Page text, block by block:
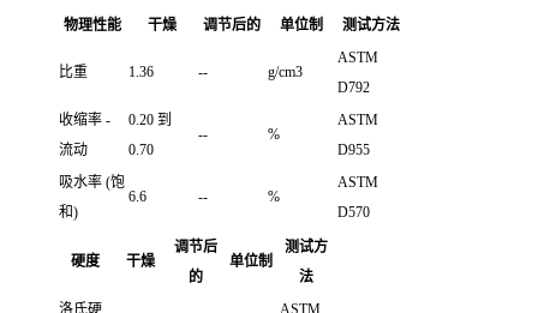
物理性能 干燥 调节后的 单位制 测试方法
比重 1.36 -- g/cm3
ASTM
D792
收缩率 -
流动
0.20 到
0.70
-- %
ASTM
D955
吸水率 (饱
和)
6.6 -- %
ASTM
D570
硬度 干燥
调节后
的
单位制
测试方
法
洛氏硬
ASTM